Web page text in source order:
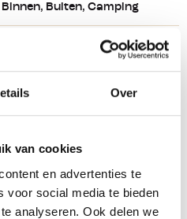
Over
van cookies
en advertenties te
voor social media te bieden
analyseren. Ook delen we
5.5 uur 20 m
10 uur 6 m
Binnen, Buiten, Camping
Draagclip & Oplaadkabel